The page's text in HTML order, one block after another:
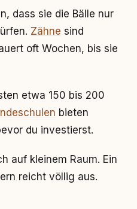
dass sie die Bälle nur
Zähne sind
oft Wochen, bis sie
etwa 150 bis 200
bieten
du investierst.
auf kleinem Raum. Ein
reicht völlig aus.